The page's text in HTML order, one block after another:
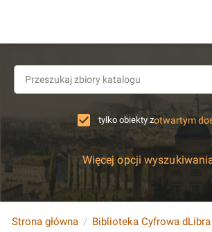
tylko obiekty zotwartym
Więcej opcji
Strona główna Biblioteka Cyfrowa dLibra